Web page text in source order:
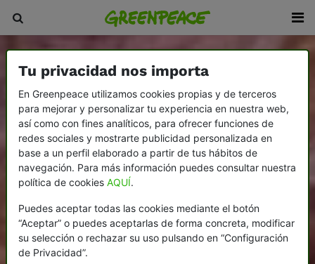
Tu privacidad nos importa
En Greenpeace utilizamos cookies propias y de terceros
para mejorar y personalizar tu experiencia en nuestra web,
así como con fines analíticos, para ofrecer funciones de
redes sociales y mostrarte publicidad personalizada en
base a un perfil elaborado a partir de tus hábitos de
navegación. Para más información puedes consultar nuestra
política de cookies AQUÍ.
Puedes aceptar todas las cookies mediante el botón
“Aceptar” o puedes aceptarlas de forma concreta, modificar
su selección o rechazar su uso pulsando en “Configuración
de Privacidad”.